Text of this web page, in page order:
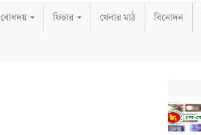
বোধদয় ফিচার খেলার মাঠ বিনোদন